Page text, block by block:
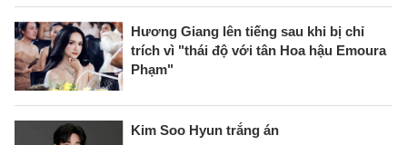
Hương Giang lên tiếng sau khi bị chỉ
trích vì "thái độ với tân Hoa hậu Emoura
Phạm"
Kim Soo Hyun trắng án